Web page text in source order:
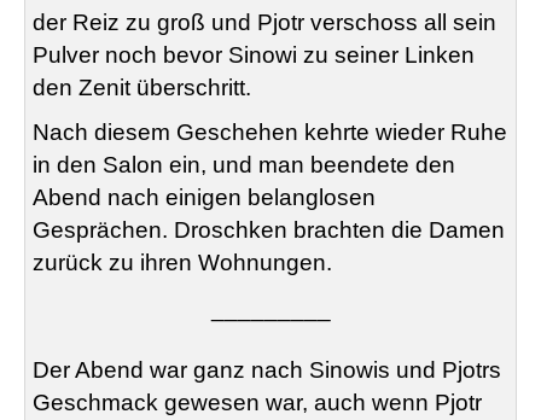
der Reiz zu groß und Pjotr verschoss all sein
Pulver noch bevor Sinowi zu seiner Linken
den Zenit überschritt.
Nach diesem Geschehen kehrte wieder Ruhe
in den Salon ein, und man beendete den
Abend nach einigen belanglosen
Gesprächen. Droschken brachten die Damen
zurück zu ihren Wohnungen.
Der Abend war ganz nach Sinowis und Pjotrs
Geschmack gewesen war, auch wenn Pjotr